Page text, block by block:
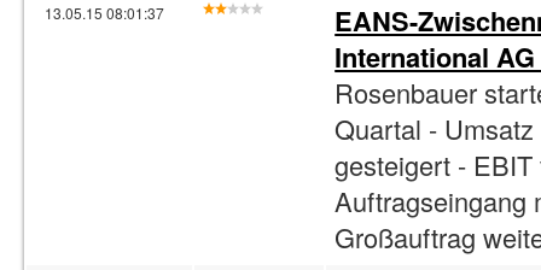
13.05.15 08:01:37
EANS-
International
Rosenbauer
Quartal -
gesteigert -
Auftragseingang
Großauftrag